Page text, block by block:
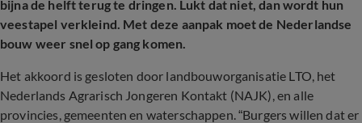
bijna de helft terug te dringen. Lukt dat niet, dan wordt hun
veestapel verkleind. Met deze aanpak moet de Nederlandse
bouw weer snel op gang komen.
Het akkoord is gesloten door landbouworganisatie LTO, het
Nederlands Agrarisch Jongeren Kontakt (NAJK), en alle
provincies, gemeenten en waterschappen. “Burgers willen dat er